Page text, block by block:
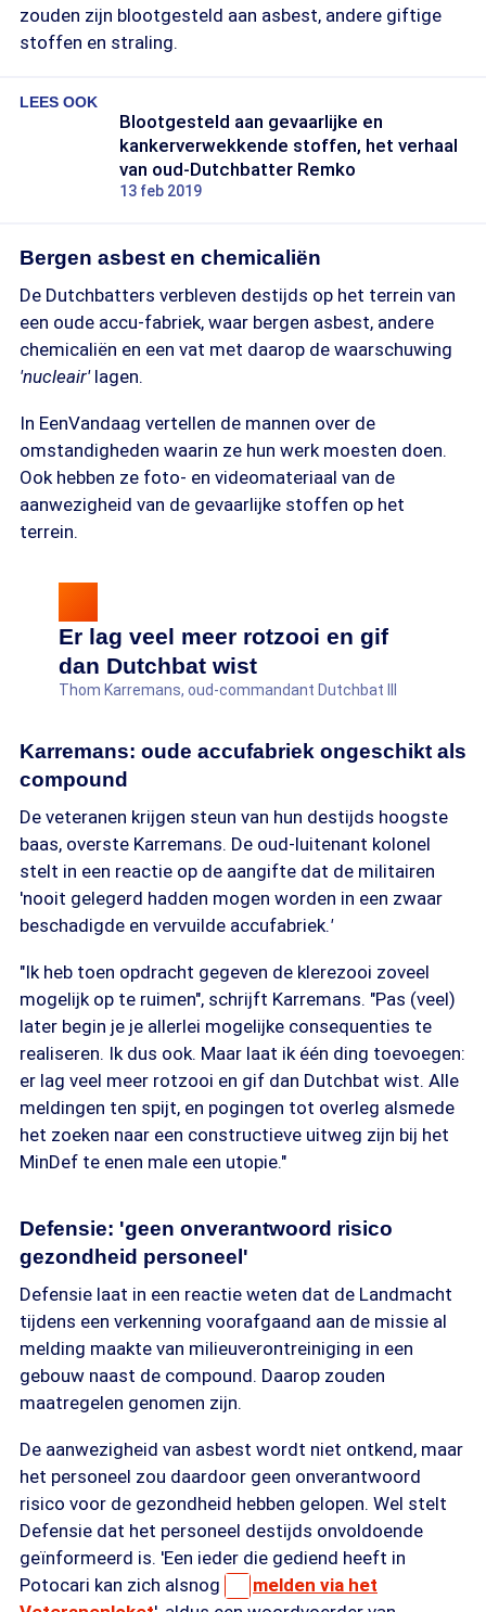
zouden zijn blootgesteld aan asbest, andere giftige
stoffen en straling.
LEES OOK
Blootgesteld aan gevaarlijke en
kankerverwekkende stoffen, het verhaal
van oud-Dutchbatter Remko
13 feb 2019
Bergen asbest en chemicaliën
De Dutchbatters verbleven destijds op het terrein van
een oude accu-fabriek, waar bergen asbest, andere
chemicaliën en een vat met daarop de waarschuwing
'nucleair'lagen.
In EenVandaag vertellen de mannen over de
omstandigheden waarin ze hun werk moesten doen.
Ook hebben ze foto- en videomateriaal van de
aanwezigheid van de gevaarlijke stoffen op het
terrein.
Er lag veel meer rotzooi en gif
dan Dutchbat wist
Thom Karremans, oud-commandant Dutchbat III
Karremans: oude accufabriek ongeschikt als
compound
De veteranen krijgen steun van hun destijds hoogste
baas, overste Karremans. De oud-luitenant kolonel
stelt in een reactie op de aangifte dat de militairen
'nooit gelegerd hadden mogen worden in een zwaar
beschadigde en vervuilde accufabriek.'
"Ik heb toen opdracht gegeven de klerezooi zoveel
mogelijk op te ruimen", schrijft Karremans. "Pas (veel)
later begin je je allerlei mogelijke consequenties te
realiseren. Ik dus ook. Maar laat ik één ding toevoegen:
er lag veel meer rotzooi en gif dan Dutchbat wist. Alle
meldingen ten spijt, en pogingen tot overleg alsmede
het zoeken naar een constructieve uitweg zijn bij het
MinDef te enen male een utopie."
Defensie: 'geen onverantwoord risico
gezondheid personeel'
Defensie laat in een reactie weten dat de Landmacht
tijdens een verkenning voorafgaand aan de missie al
melding maakte van milieuverontreiniging in een
gebouw naast de compound. Daarop zouden
maatregelen genomen zijn.
De aanwezigheid van asbest wordt niet ontkend, maar
het personeel zou daardoor geen onverantwoord
risico voor de gezondheid hebben gelopen. Wel stelt
Defensie dat het personeel destijds onvoldoende
geïnformeerd is. 'Een ieder die gediend heeft in
Potocari kan zich alsnog
melden via het